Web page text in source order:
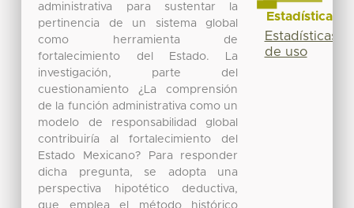
administrativa para sustentar la
pertinencia de un sistema global
como herramienta de
fortalecimiento del Estado. La
investigación, parte del
cuestionamiento ¿La comprensión
de la función administrativa como un
modelo de responsabilidad global
contribuiría al fortalecimiento del
Estado Mexicano? Para responder
dicha pregunta, se adopta una
perspectiva hipotético deductiva,
que emplea el método histórico
Estadísticas
Estadísticas
de uso